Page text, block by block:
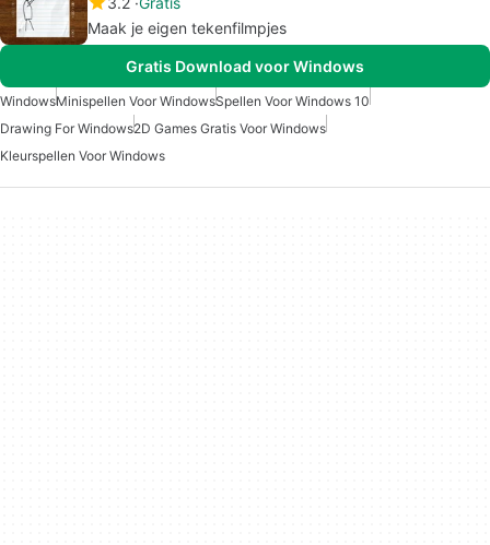
Maak je eigen tekenfilmpjes
Gratis Download voor Windows
WindowsMinispellen Voor WindowsSpellen Voor Windows 10
Drawing For Windows2D Games Gratis Voor Windows
Kleurspellen Voor Windows